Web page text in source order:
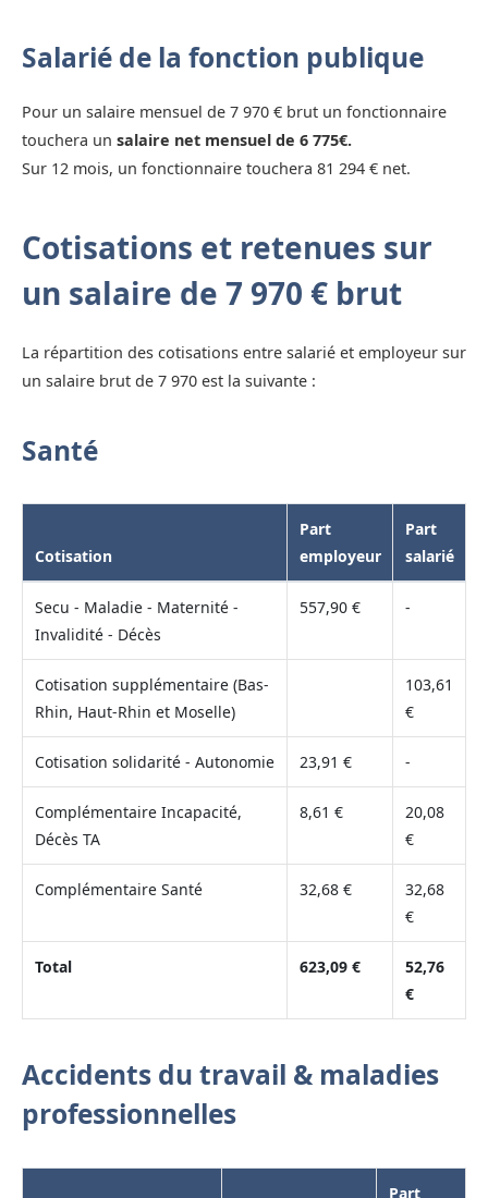
Salarié de la fonction publique
Pour un salaire mensuel de 7 970 € brut un fonctionnaire
touchera un salaire net mensuel de 6 775€.
Sur 12 mois, un fonctionnaire touchera 81 294 € net.
Cotisations et retenues sur
un salaire de 7 970 € brut
La répartition des cotisations entre salarié et employeur sur
un salaire brut de 7 970 est la suivante :
Santé
Cotisation
Part
employeur
Part
salarié
Secu - Maladie - Maternité -
Invalidité - Décès
557,90 € -
Cotisation supplémentaire (Bas-
Rhin, Haut-Rhin et Moselle)
103,61
€
Cotisation solidarité - Autonomie 23,91 € -
Complémentaire Incapacité,
Décès TA
8,61 €
20,08
€
Complémentaire Santé 32,68 €
32,68
€
Total 623,09 €
52,76
€
Accidents du travail & maladies
professionnelles
Part